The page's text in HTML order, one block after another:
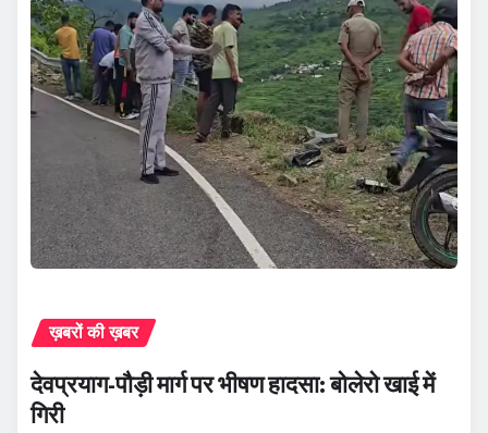
ख़बरों की ख़बर
देवप्रयाग-पौड़ी मार्ग पर भीषण हादसा: बोलेरो खाई में
गिरी